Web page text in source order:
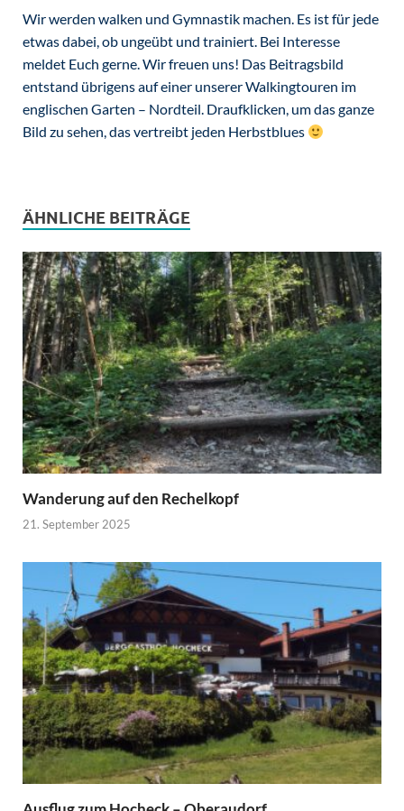
Wir werden walken und Gymnastik machen. Es ist für jede
etwas dabei, ob ungeübt und trainiert. Bei Interesse
meldet Euch gerne. Wir freuen uns! Das Beitragsbild
entstand übrigens auf einer unserer Walkingtouren im
englischen Garten – Nordteil. Draufklicken, um das ganze
Bild zu sehen, das vertreibt jeden Herbstblues
ÄHNLICHE BEITRÄGE
Wanderung auf den Rechelkopf
21. September 2025